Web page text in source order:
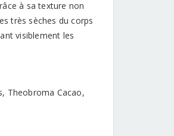
à sa texture non
très sèches du corps
visiblement les
Theobroma Cacao,